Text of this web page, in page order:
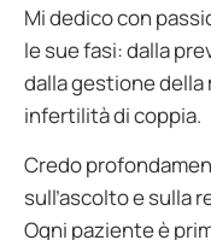
Mi dedico con
le sue fasi: dalla
dalla gestione della
infertilità di coppia.
Credo
sull’ascolto e sulla
Ogni paziente è